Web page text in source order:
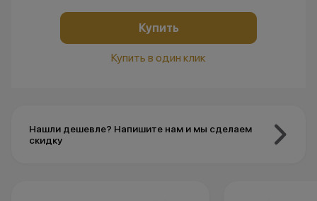
Купить
Купить в один клик
Нашли дешевле? Напишите нам и мы сделаем
скидку